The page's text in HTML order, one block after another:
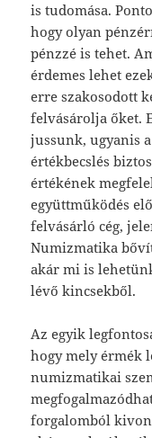
is tudomása.
hogy olyan
pénzzé is tehet.
érdemes lehet
erre szakosodott
felvásárolja őket.
jussunk, ugyanis
értékbecslés
értékének
együttműködés
felvásárló cég,
Numizmatika
akár mi is
lévő kincsekből.
Az egyik
hogy mely érmék
numizmatikai
forgalomból